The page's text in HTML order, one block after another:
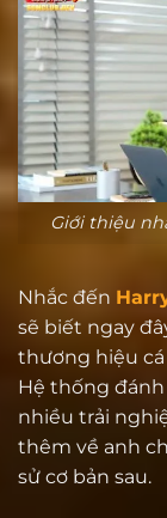
Giới thiệu
Nhắc đến
sẽ biết ngay
thương hiệu
Hệ thống
nhiều trải
thêm về anh
sử cơ bản sau.